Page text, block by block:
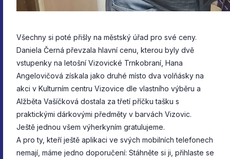
Všechny si poté přišly na městský úřad pro své ceny.
Daniela Černá převzala hlavní cenu, kterou byly dvě
vstupenky na letošní Vizovické Trnkobraní, Hana
Angelovičová získala jako druhé místo dva volňásky na
akci v Kulturním centru Vizovice dle vlastního výběru a
Alžběta Vašíčková dostala za třetí příčku tašku s
praktickými dárkovými předměty v barvách Vizovic.
Ještě jednou všem výherkyním gratulujeme.
A pro ty, kteří ještě aplikaci ve svých mobilních telefonech
nemají, máme jedno doporučení: Stáhněte si ji, přihlaste se